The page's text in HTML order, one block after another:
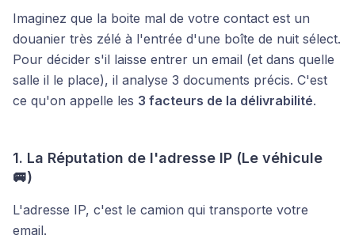
Imaginez que la boite mal de votre contact est un
douanier très zélé à l'entrée d'une boîte de nuit sélect.
Pour décider s'il laisse entrer un email (et dans quelle
salle il le place), il analyse 3 documents précis. C'est
ce qu'on appelle les 3 facteurs de la délivrabilité.
1. La Réputation de l'adresse IP (Le véhicule
🚐)
L'adresse IP, c'est le camion qui transporte votre
email.